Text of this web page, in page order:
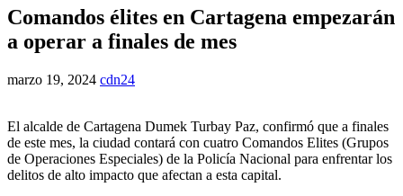
Comandos élites en Cartagena empezarán
a operar a finales de mes
marzo 19, 2024 cdn24
El alcalde de Cartagena Dumek Turbay Paz, confirmó que a finales
de este mes, la ciudad contará con cuatro Comandos Elites (Grupos
de Operaciones Especiales) de la Policía Nacional para enfrentar los
delitos de alto impacto que afectan a esta capital.